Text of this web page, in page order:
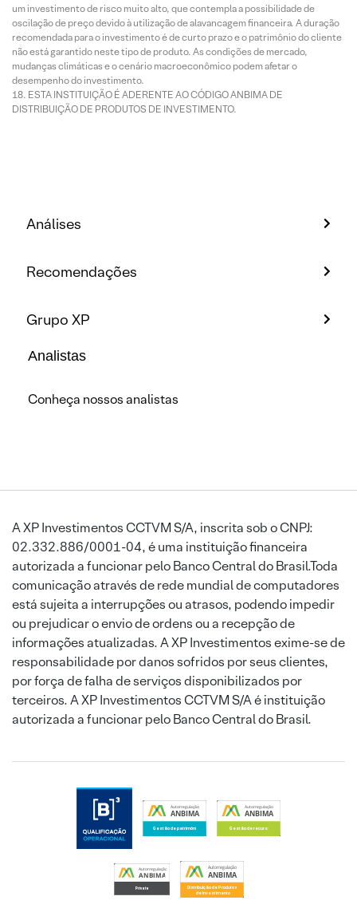
um investimento de risco muito alto, que contempla a possibilidade de
oscilação de preço devido à utilização de alavancagem financeira. A duração
recomendada para o investimento é de curto prazo e o patrimônio do cliente
não está garantido neste tipo de produto. As condições de mercado,
mudanças climáticas e o cenário macroeconômico podem afetar o
desempenho do investimento.
ESTA INSTITUIÇÃO É ADERENTE AO CÓDIGO ANBIMA DE
DISTRIBUIÇÃO DE PRODUTOS DE INVESTIMENTO.
Análises
Recomendações
Grupo XP
Analistas
Conheça nossos analistas
A XP Investimentos CCTVM S/A, inscrita sob o CNPJ:
02.332.886/0001-04, é uma instituição financeira
autorizada a funcionar pelo Banco Central do Brasil.Toda
comunicação através de rede mundial de computadores
está sujeita a interrupções ou atrasos, podendo impedir
ou prejudicar o envio de ordens ou a recepção de
informações atualizadas. A XP Investimentos exime-se de
responsabilidade por danos sofridos por seus clientes,
por força de falha de serviços disponibilizados por
terceiros. A XP Investimentos CCTVM S/A é instituição
autorizada a funcionar pelo Banco Central do Brasil.